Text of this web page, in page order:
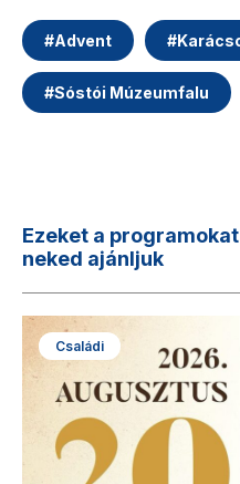
#Advent #
#Sóstói Múzeumfalu
Ezeket a
neked ajánljuk
Családi